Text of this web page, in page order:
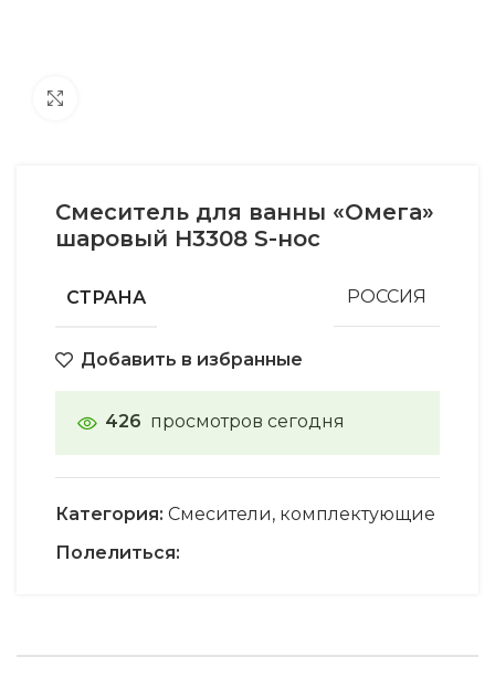
Смеситель для ванны «Омега»
шаровый Н3308 S-нос
СТРАНА РОССИЯ
Добавить в избранные
426 просмотров сегодня
Категория: Смесители, комплектующие
Полелиться: